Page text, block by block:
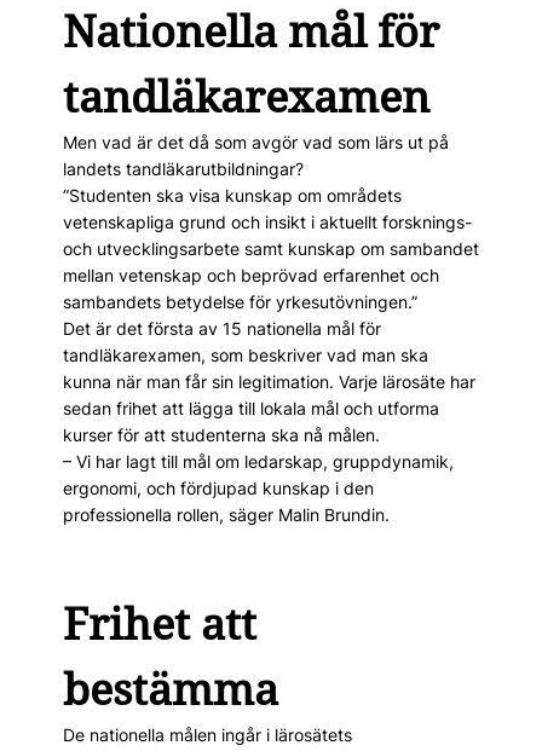
Nationella mål för
tandläkarexamen
Men vad är det då som avgör vad som lärs ut på
landets tandläkarutbildningar?
”Studenten ska visa kunskap om områdets
vetenskapliga grund och insikt i aktuellt forsknings-
och utvecklingsarbete samt kunskap om sambandet
mellan vetenskap och beprövad erfarenhet och
sambandets betydelse för yrkesutövningen.”
Det är det första av 15 nationella mål för
tandläkarexamen, som beskriver vad man ska
kunna när man får sin legitimation. Varje lärosäte har
sedan frihet att lägga till lokala mål och utforma
kurser för att studenterna ska nå målen.
– Vi har lagt till mål om ledarskap, gruppdynamik,
ergonomi, och fördjupad kunskap i den
professionella rollen, säger Malin Brundin.
Frihet att
bestämma
De nationella målen ingår i lärosätets